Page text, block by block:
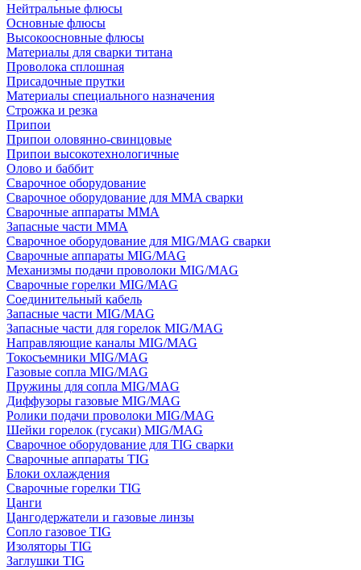
Нейтральные флюсы
Основные флюсы
Высокоосновные флюсы
Материалы для сварки титана
Проволока сплошная
Присадочные прутки
Материалы специального назначения
Строжка и резка
Припои
Припои оловянно-свинцовые
Припои высокотехнологичные
Олово и баббит
Сварочное оборудование
Сварочное оборудование для MMA сварки
Сварочные аппараты MMA
Запасные части MMA
Сварочное оборудование для MIG/MAG сварки
Сварочные аппараты MIG/MAG
Механизмы подачи проволоки MIG/MAG
Сварочные горелки MIG/MAG
Соединительный кабель
Запасные части MIG/MAG
Запасные части для горелок MIG/MAG
Направляющие каналы MIG/MAG
Токосъемники MIG/MAG
Газовые сопла MIG/MAG
Пружины для сопла MIG/MAG
Диффузоры газовые MIG/MAG
Ролики подачи проволоки MIG/MAG
Шейки горелок (гусаки) MIG/MAG
Сварочное оборудование для TIG сварки
Сварочные аппараты TIG
Блоки охлаждения
Сварочные горелки TIG
Цанги
Цангодержатели и газовые линзы
Сопло газовое TIG
Изоляторы TIG
Заглушки TIG